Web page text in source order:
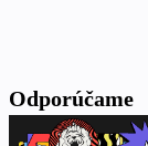
Odporúčame